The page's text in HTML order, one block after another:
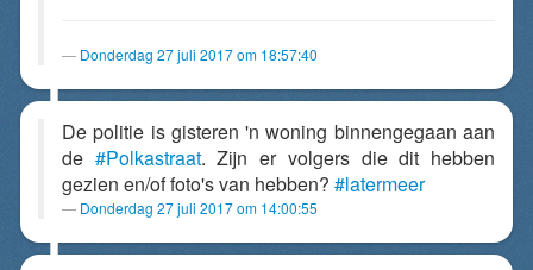
Donderdag 27 juli 2017 om 18:57:40
De politie is gisteren 'n woning binnengegaan aan
de #Polkastraat. Zijn er volgers die dit hebben
gezien en/of foto's van hebben? #latermeer
Donderdag 27 juli 2017 om 14:00:55